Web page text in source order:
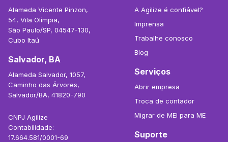
Alameda Vicente Pinzon,
54, Vila Olímpia,
São Paulo/SP, 04547-130,
Cubo Itaú
Salvador, BA
Alameda Salvador, 1057,
Caminho das Árvores,
Salvador/BA, 41820-790
CNPJ Agilize
Contabilidade:
17.664.581/0001-69
A Agilize é confiável?
Imprensa
Trabalhe conosco
Blog
Serviços
Abrir empresa
Troca de contador
Migrar de MEI para ME
Suporte